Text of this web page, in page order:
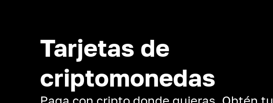
Tarjetas de
criptomonedas